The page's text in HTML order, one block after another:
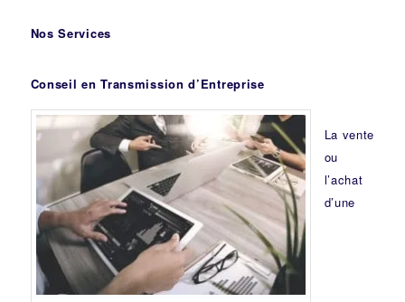
Nos Services
Conseil en Transmission d’Entreprise
La vente
ou
l’achat
d’une